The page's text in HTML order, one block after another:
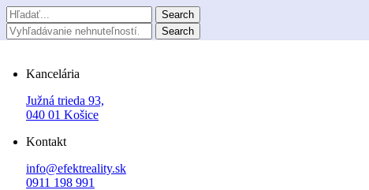
Kancelária
Južná trieda 93,
040 01 Košice
Kontakt
info@efektreality.sk
0911 198 991